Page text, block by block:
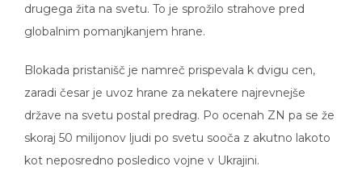
drugega žita na svetu. To je sprožilo strahove pred
globalnim pomanjkanjem hrane.
Blokada pristanišč je namreč prispevala k dvigu cen,
zaradi česar je uvoz hrane za nekatere najrevnejše
države na svetu postal predrag. Po ocenah ZN pa se že
skoraj 50 milijonov ljudi po svetu sooča z akutno lakoto
kot neposredno posledico vojne v Ukrajini.